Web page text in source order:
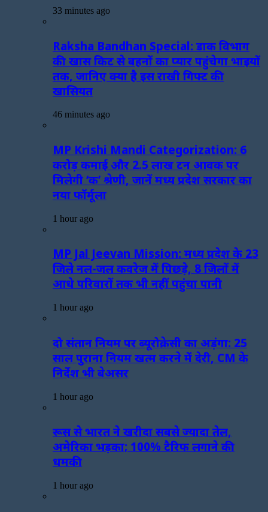
33 minutes ago
Raksha Bandhan Special: डाक विभाग
की खास किट से बहनों का प्यार पहुंचेगा भाइयों
तक, जानिए क्या है इस राखी गिफ्ट की
खासियत
46 minutes ago
MP Krishi Mandi Categorization: 6
करोड़ कमाई और 2.5 लाख टन आवक पर
मिलेगी ‘क’ श्रेणी, जानें मध्य प्रदेश सरकार का
नया फॉर्मूला
1 hour ago
MP Jal Jeevan Mission: मध्य प्रदेश के 23
जिले नल-जल कवरेज में पिछड़े, 8 जिलों में
आधे परिवारों तक भी नहीं पहुंचा पानी
1 hour ago
दो संतान नियम पर ब्यूरोक्रेसी का अड़ंगा: 25
साल पुराना नियम खत्म करने में देरी, CM के
निर्देश भी बेअसर
1 hour ago
रूस से भारत ने खरीदा सबसे ज्यादा तेल,
अमेरिका भड़का; 100% टैरिफ लगाने की
धमकी
1 hour ago